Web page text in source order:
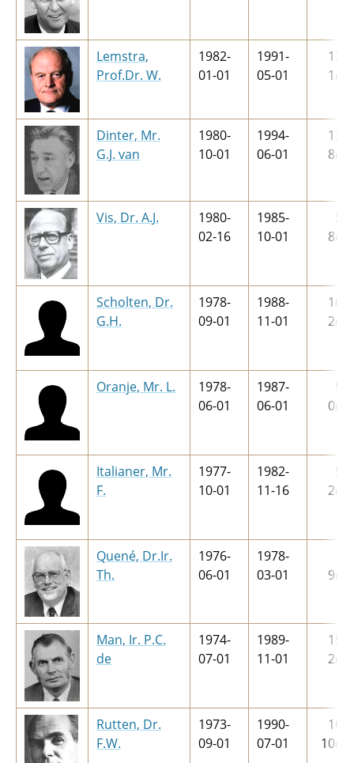
Lemstra,
Prof.Dr. W.
1982-
01-01
1991-
05-01
13
1 m
Dinter, Mr.
G.J. van
1980-
10-01
1994-
06-01
13
8m
Vis, Dr. A.J.
1980-
02-16
1985-
10-01
8m
Scholten, Dr.
G.H.
1978-
09-01
1988-
11-01
10
2m
Oranje, Mr. L.
1978-
06-01
1987-
06-01
9
0m
Italianer, Mr.
F.
1977-
10-01
1982-
11-16
2m
Quené, Dr.Ir.
Th.
1976-
06-01
1978-
03-01
9m
Man, Ir. P.C.
de
1974-
07-01
1989-
11-01
15
2m
Rutten, Dr.
F.W.
1973-
09-01
1990-
07-01
16
10m